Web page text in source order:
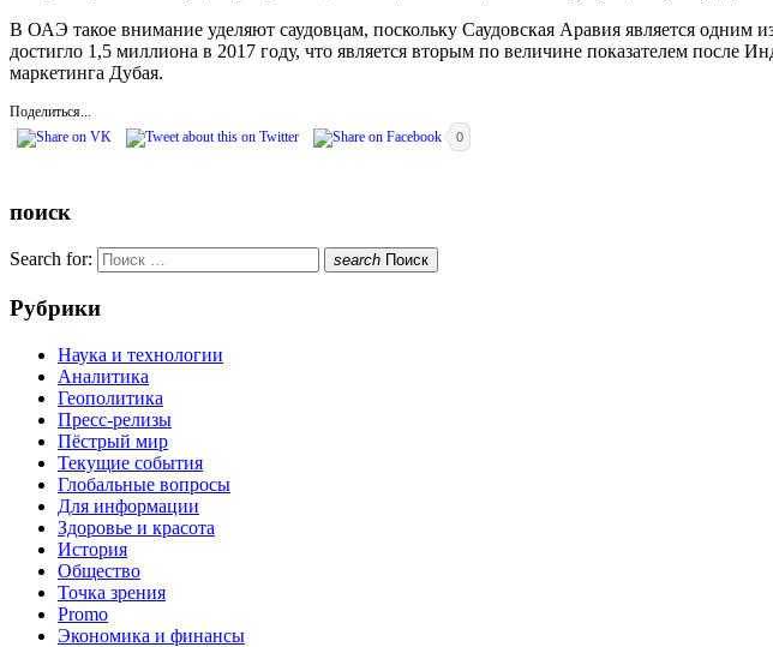
В ОАЭ такое внимание уделяют саудовцам, поскольку Саудовская Аравия является одним
достигло 1,5 миллиона в 2017 году, что является вторым по величине показателем после
маркетинга Дубая.
Поделиться...
0
поиск
Search for: search Поиск
Рубрики
Наука и технологии
Аналитика
Геополитика
Пресс-релизы
Пёстрый мир
Текущие события
Глобальные вопросы
Для информации
Здоровье и красота
История
Общество
Точка зрения
Promo
Экономика и финансы